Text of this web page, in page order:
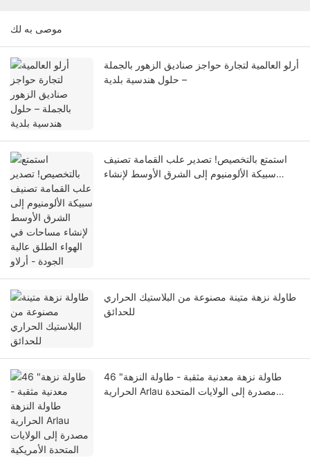
موصى به لك
أرلو العالمية لتجارة حواجز صناديق الزهور بالجملة
– حلول هندسية بلدية
استمتع بالتخصيص! تصدير علب القمامة تصنيف
سبيكة الألومنيوم إلى الشرق الأوسط لإنشاء
طاولة نزهة متينة مصنوعة من البلاستيك الحراري
للحدائق
46 "طاولة نزهة معدنية مثقبة - طاولة النزهة
الحرارية Arlau مصدرة إلى الولايات المتحدة